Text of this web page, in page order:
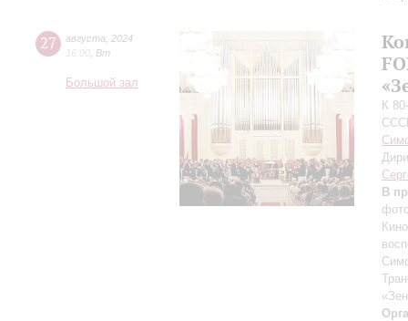
27 августа
2024
16:00 Вт
Большой зал
К
В